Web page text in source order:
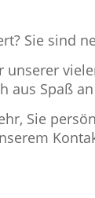
Sie sind
unserer
aus Spaß
Sie